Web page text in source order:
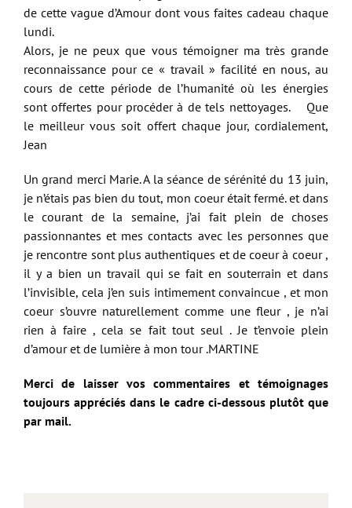
de cette vague d’Amour dont vous faites cadeau chaque
lundi.
Alors, je ne peux que vous témoigner ma très grande
reconnaissance pour ce « travail » facilité en nous, au
cours de cette période de l’humanité où les énergies
sont offertes pour procéder à de tels nettoyages. Que
le meilleur vous soit offert chaque jour, cordialement,
Jean
Un grand merci Marie. A la séance de sérénité du 13 juin,
je n’étais pas bien du tout, mon coeur était fermé. et dans
le courant de la semaine, j’ai fait plein de choses
passionnantes et mes contacts avec les personnes que
je rencontre sont plus authentiques et de coeur à coeur ,
il y a bien un travail qui se fait en souterrain et dans
l’invisible, cela j’en suis intimement convaincue , et mon
coeur s’ouvre naturellement comme une fleur , je n’ai
rien à faire , cela se fait tout seul . Je t’envoie plein
d’amour et de lumière à mon tour .MARTINE
Merci de laisser vos commentaires et témoignages
toujours appréciés dans le cadre ci-dessous plutôt que
par mail.